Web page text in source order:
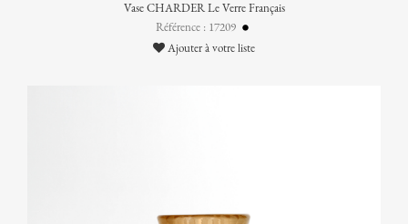
Vase CHARDER Le Verre Français
Référence : 17209
Ajouter à votre liste